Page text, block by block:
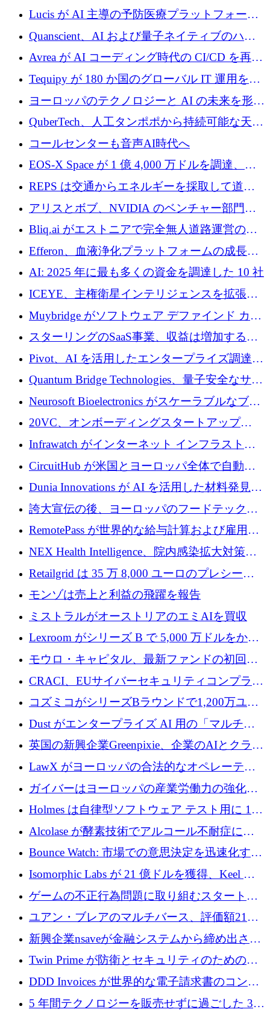
に 400 万ユーロを確保
Lucis が AI 主導の予防医療プラットフォーム
を拡大するためにシリーズ A で 2,000 万ドル
を調達
Quanscient、AI および量子ネイティブのハー
ドウェア エンジニアリングを推進するために
1,000 万ユーロを調達
Avrea が AI コーディング時代の CI/CD を再発
明するために 470 万ドルをかけてステルスか
ら浮上
Tequipy が 180 か国のグローバル IT 運用を自
動化するために 300 万ユーロ以上を調達
ヨーロッパのテクノロジーと AI の未来を形作
る: イノベーション リーダーが Nexus
Luxembourg 2026 に集まる理由
QuberTech、人工タンポポから持続可能な天然
ゴムを開発するために 340 万ポンドを調達
コールセンターも音声AI時代へ
EOS-X Space が 1 億 4,000 万ドルを調達、
Mistral が Emmi AI を買収、Bliq がエストニア
での完全無人道路運営を承認
REPS は交通からエネルギーを採取して道路
を発電所に変えるために 2,360 万ドルを調達
アリスとボブ、NVIDIA のベンチャー部門か
らの投資でシリーズ B を拡大
Bliq.ai がエストニアで完全無人道路運営の承
認を獲得
Efferon、血液浄化プラットフォームの成長に
250万ユーロを確保
AI: 2025 年に最も多くの資金を調達した 10 社
ICEYE、主権衛星インテリジェンスを拡張す
るために 3 億ユーロの信用枠を確保
Muybridge がソフトウェア デファインド カメ
ラ テクノロジーを拡張するためにシリーズ A
で 1,600 万ドルを調達
スターリングのSaaS事業、収益は増加するも
グループ利益は減少
Pivot、AI を活用したエンタープライズ調達プ
ラットフォームを拡大するために 4,000 万ド
ルを調達
Quantum Bridge Technologies、量子安全なサイ
バーセキュリティ インフラストラクチャの拡
張にシリーズ A で 800 万ドルを投入
Neurosoft Bioelectronics がスケーラブルなブレ
イン コンピューター インターフェイスのため
20VC、オンボーディングスタートアップ
Prelude へのシリーズ A 投資で 2,000 万ドルを
Infrawatch がインターネット インフラストラ
クチャ インテリジェンス向けに 300 万ドルの
プレシードを確保
CircuitHub が米国とヨーロッパ全体で自動電
子機器製造を拡大するために 2,800 万ドルを
Dunia Innovations が AI を活用した材料発見を
産業化するために 2 億 8,000 万ユーロのベル
リン GigaLab を発表
誇大宣伝の後、ヨーロッパのフードテックセ
クターはファンダメンタルズを中心に再構築
RemotePass が世界的な給与計算および雇用プ
ラットフォームを拡大するために 1,740 万ド
NEX Health Intelligence、院内感染拡大対策に
100万ユーロを確保
Retailgrid は 35 万 8,000 ユーロのプレシード
ラウンドで小売業のスプレッドシートをター
ゲットにしています
モンゾは売上と利益の飛躍を報告
ミストラルがオーストリアのエミAIを買収
Lexroom がシリーズ B で 5,000 万ドルをかけ
てヨーロッパ大陸法用の法律 AI を構築
モウロ・キャピタル、最新ファンドの初回ク
ローズで4億ドルを確保
CRACI、EUサイバーセキュリティコンプライ
アンスプラットフォームのために140万ユーロ
コズミコがシリーズBラウンドで1,200万ユー
ロを調達
Dust がエンタープライズ AI 用の「マルチプ
レイヤー」オペレーティング システムを構築
するシリーズ B で 4,000 万ドルを調達
英国の新興企業Greenpixie、企業のAIとクラウ
ドのエネルギー無駄を削減するために470万ポ
ンドを調達
LawX がヨーロッパの合法的なオペレーティ
ング システムを構築するために 750 万ユーロ
を調達
ガイバーはヨーロッパの産業労働力の強化に
貢献するために 140 万ユーロを獲得
Holmes は自律型ソフトウェア テスト用に 110
万ユーロのプレシードを提供して開始
Alcolase が酵素技術でアルコール不耐症に取
り組むために 150 万ユーロを調達
Bounce Watch: 市場での意思決定を迅速化する
ためのインテリジェンス層を構築する
Isomorphic Labs が 21 億ドルを獲得、Keel の
ネオバンク後の軸、ポーランドのソフトウェ
ア進化
ゲームの不正行為問題に取り組むスタートア
ップを紹介する
ユアン・ブレアのマルチバース、評価額21億
ドルで7,000万ドルを調達
新興企業nsaveが金融システムから締め出され
たシリア人に国際銀行アクセスをもたらす
Twin Prime が防衛とセキュリティのためのフ
ロンティア AI モデルを構築するために 1,000
万ドルのプレシードを獲得
DDD Invoices が世界的な電子請求書のコンプ
ライアンスを簡素化するために 131 万ユーロ
5 年間テクノロジーを販売せずに過ごした 3D